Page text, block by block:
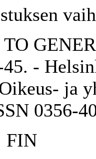
TO
-
ja
0356-
FIN